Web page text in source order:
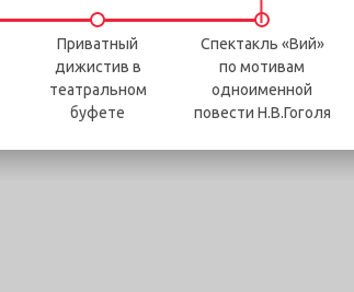
Приватный
дижистив в
театральном
буфете
Спектакль «Вий»
по мотивам
одноименной
повести Н.В.Гоголя